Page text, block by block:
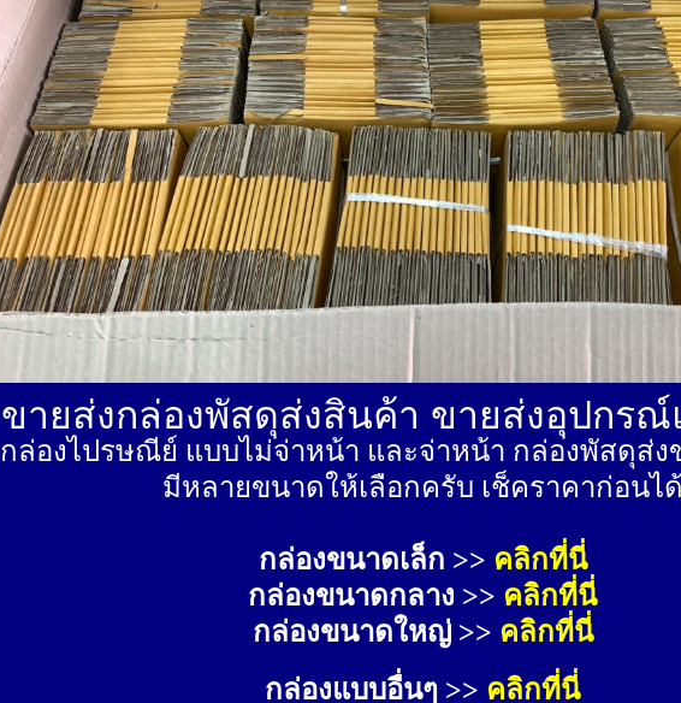
ขายส่งกล่องพัสดุส่งสินค้า ขายส่งอุปกร
กล่องไปรษณีย์ แบบไม่จ่าหน้า และจ่าหน้า กล่องพัสดุส่ง
มีหลายขนาดให้เลือกครับ เช็คราคาก่อนไ
กล่องขนาดเล็ก >> คลิกที่นี่
กล่องขนาดกลาง >> คลิกที่นี่
กล่องขนาดใหญ่ >> คลิกที่นี่
กล่องแบบอื่นๆ >> คลิกที่นี่